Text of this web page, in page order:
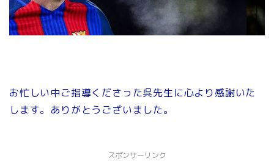
お忙しい中ご指導くださった呉先生に心より感謝いた
します。ありがとうございました。
スポンサーリンク